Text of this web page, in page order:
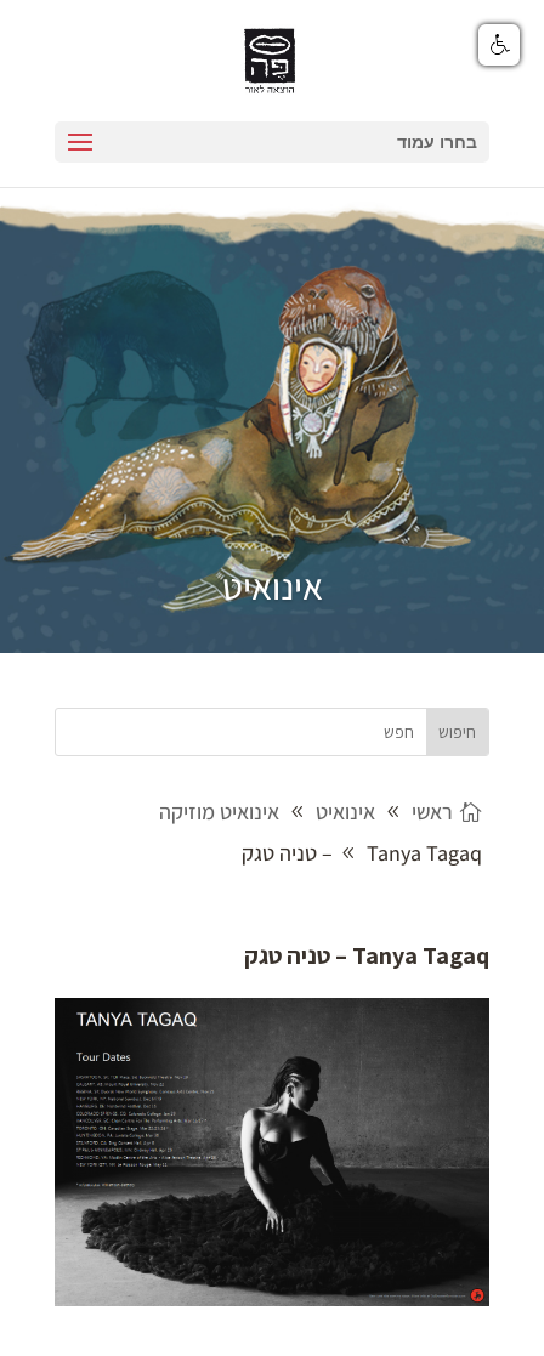
בחרו עמוד
אינואיט
ראשי אינואיט
אינואיט מוזיקה
Tanya Tagaq – טניה טגק
Tanya Tagaq – טניה טגק